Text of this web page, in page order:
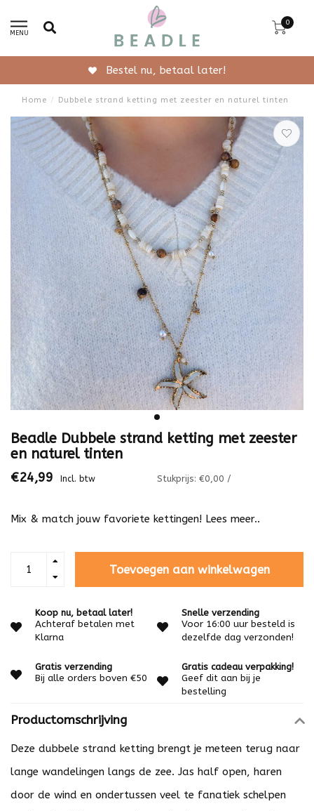
MENU
0
Gratis verzending vanaf 50,-
Home / Dubbele strand ketting met zeester en naturel tinten
Beadle Dubbele strand ketting met zeester
en naturel tinten
€24,99 Incl. btw Stukprijs: €0,00 /
Mix & match jouw favoriete kettingen! Lees meer..
Toevoegen aan winkelwagen
Koop nu, betaal later!
Achteraf betalen met
Klarna
Snelle verzending
Voor 16:00 uur besteld is
dezelfde dag verzonden!
Gratis verzending
Bij alle orders boven €50
Gratis cadeau verpakking!
Geef dit aan bij je
bestelling
Productomschrijving
Deze dubbele strand ketting brengt je meteen terug naar
lange wandelingen langs de zee. Jas half open, haren
door de wind en ondertussen veel te fanatiek schelpen